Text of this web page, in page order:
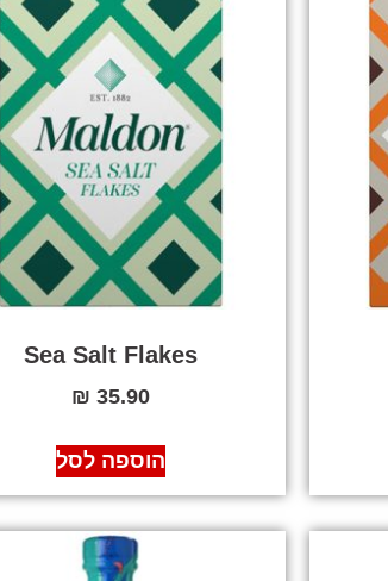
Sea Salt Flakes
35.90
₪
הוספה לסל